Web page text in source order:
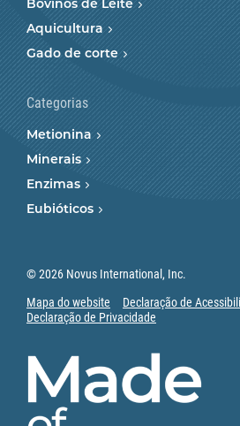
Bovinos de Leite
Aquicultura
Gado de corte
Categorias
Metionina
Minerais
Enzimas
Eubióticos
© 2026 Novus International, Inc.
Mapa do website
Declaração de
Declaração de Privacidade